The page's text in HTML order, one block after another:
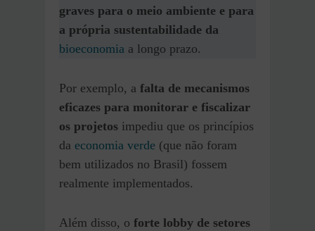
graves para o meio ambiente e para
a própria sustentabilidade da
bioeconomia a longo prazo.
Por exemplo, a falta de mecanismos
eficazes para monitorar e fiscalizar
os projetos impediu que os princípios
da economia verde (que não foram
bem utilizados no Brasil) fossem
realmente implementados.
Além disso, o forte lobby de setores